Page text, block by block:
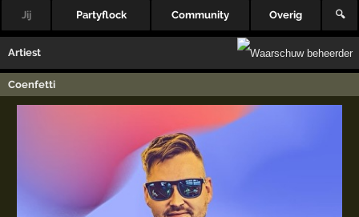
Jij Partyflock Community Overig 🔍
Artiest
Coenfetti